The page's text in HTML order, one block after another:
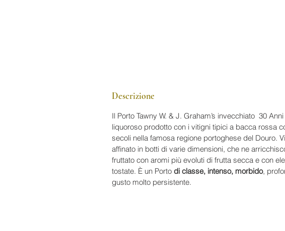
Descrizione
Il Porto Tawny W. & J. Graham’s invecchiato 30
liquoroso prodotto con i vitigni tipici a bacca rossa
secoli nella famosa regione portoghese del Douro.
affinato in botti di varie dimensioni, che ne
fruttato con aromi più evoluti di frutta secca e con
tostate. È un Porto di classe, intenso, morbido,
gusto molto persistente.